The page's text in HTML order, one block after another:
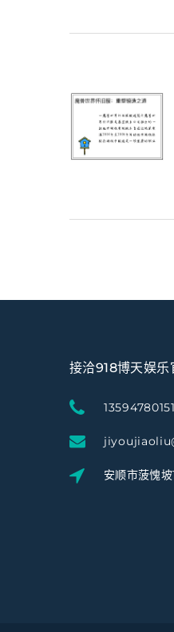
接洽918博天娱乐
13594780151
安顺市菠愧